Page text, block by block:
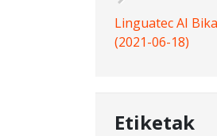
Linguatec AI
(2021-06-18)
Etiketak